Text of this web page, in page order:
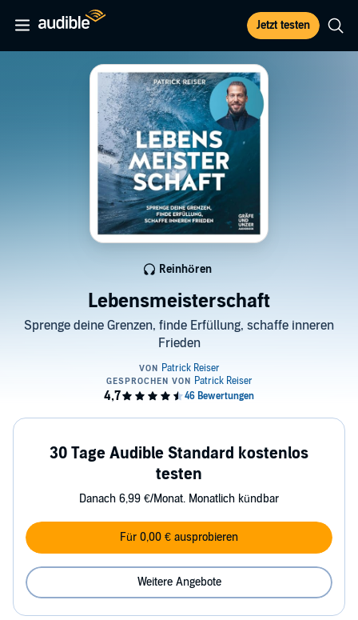
Jetzt testen
Lebensmeisterschaft
Sprenge deine Grenzen, finde Erfüllung, schaffe inneren
Frieden
Reinhören
30 Tage Audible Standard kostenlos
testen
Danach 6,99 €/Monat. Monatlich kündbar
Für 0,00 € ausprobieren
Weitere Angebote